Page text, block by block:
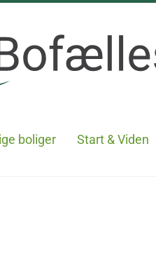
boliger Start & Viden